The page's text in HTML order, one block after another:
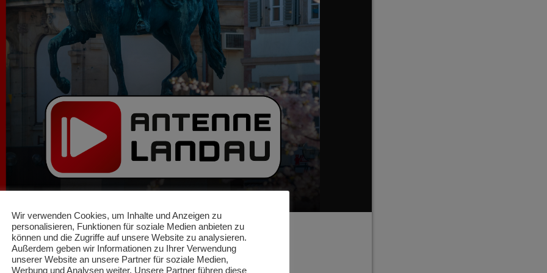
Wir verwenden Cookies, um Inhalte und Anzeigen zu
personalisieren, Funktionen für soziale Medien anbieten zu
können und die Zugriffe auf unsere Website zu analysieren.
Außerdem geben wir Informationen zu Ihrer Verwendung
unserer Website an unsere Partner für soziale Medien,
Werbung und Analysen weiter. Unsere Partner führen diese